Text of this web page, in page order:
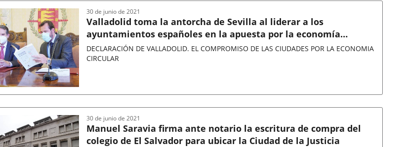
Valladolid toma la antorcha de Sevilla al liderar a los
ayuntamientos españoles en la apuesta por la economía
circular
DECLARACIÓN DE VALLADOLID. EL COMPROMISO DE LAS CIUDADES POR LA ECONOMIA
CIRCULAR
30 de junio de 2021
Manuel Saravia firma ante notario la escritura de compra del
colegio de El Salvador para ubicar la Ciudad de la Justicia
30 de junio de 2021